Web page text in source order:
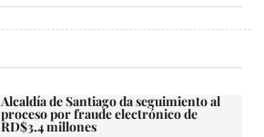
Alcaldía de Santiago da seguimiento al
proceso por fraude electrónico de
RD$3.4 millones